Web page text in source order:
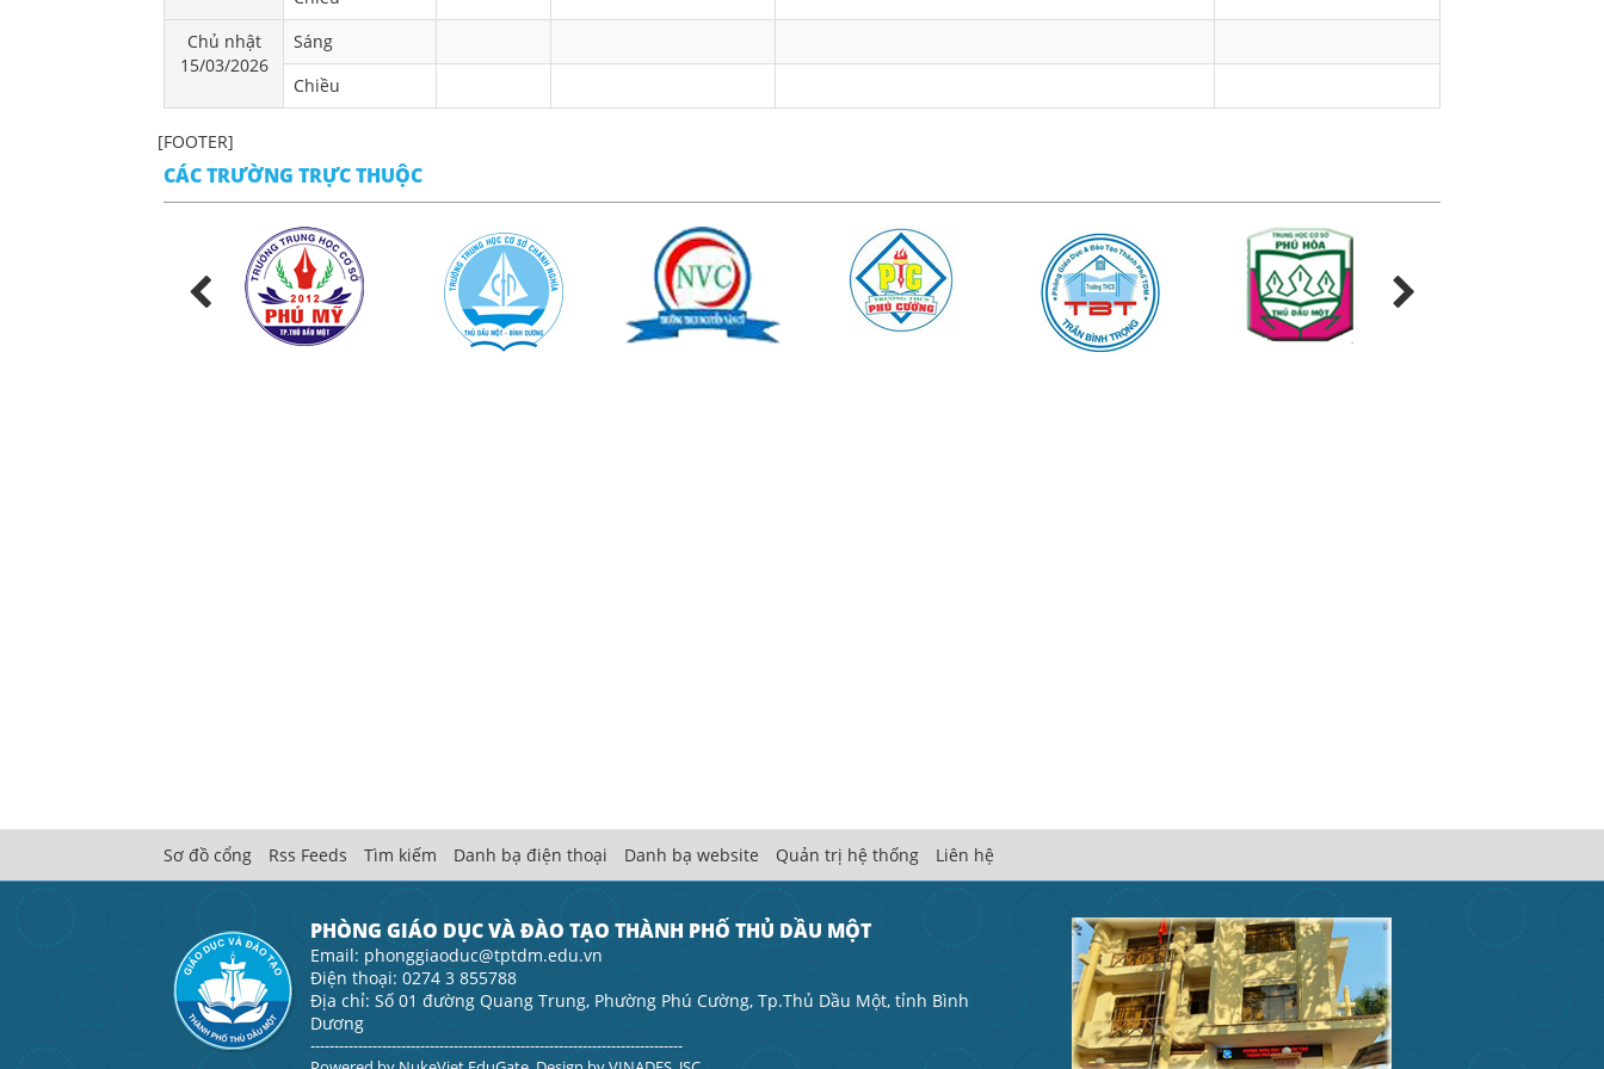
Chủ nhật
15/03/2026
Sáng
Chiều
[FOOTER]
CÁC TRƯỜNG TRỰC THUỘC
Sơ đồ cổng Rss Feeds Tìm kiếm Danh bạ điện thoại Danh bạ website Quản trị hệ thống Liên hệ
PHÒNG GIÁO DỤC VÀ ĐÀO TẠO THÀNH PHỐ THỦ DẦU MỘT
Email: phonggiaoduc@tptdm.edu.vn
Điện thoại: 0274 3 855788
Địa chỉ: Số 01 đường Quang Trung, Phường Phú Cường, Tp.Thủ Dầu Một, tỉnh Bình
Dương
------------------------------------------------------------------------------